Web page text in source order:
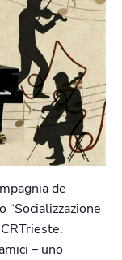
de
“Socializzazione
– uno